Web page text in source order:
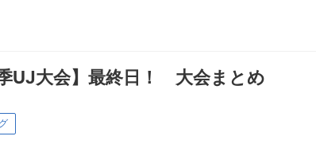
UJ大会】最終日！ 大会まとめ